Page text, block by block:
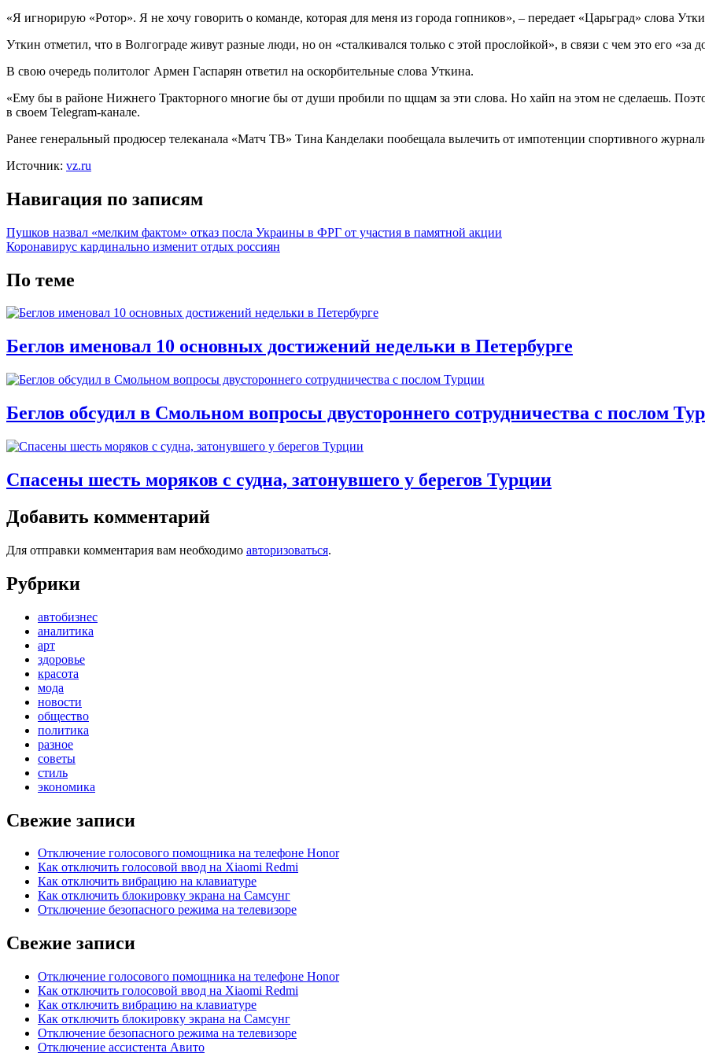
«Я игнорирую «Ротор». Я не хочу говорить о команде, которая для меня из города гопников», – передает «Царьград» слова
Уткин отметил, что в Волгограде живут разные люди, но он «сталкивался только с этой прослойкой», в связи с чем это его «за
В свою очередь политолог Армен Гаспарян ответил на оскорбительные слова Уткина.
«Ему бы в районе Нижнего Тракторного многие бы от души пробили по щщам за эти слова. Но хайп на этом не сделаешь.
в своем Telegram-канале.
Ранее генеральный продюсер телеканала «Матч ТВ» Тина Канделаки пообещала вылечить от импотенции спортивного
Источник: vz.ru
Навигация по записям
Пушков назвал «мелким фактом» отказ посла Украины в ФРГ от участия в памятной акции
Коронавирус кардинально изменит отдых россиян
По теме
Беглов именовал 10 основных достижений недельки в Петербурге
Беглов обсудил в Смольном вопросы двустороннего сотрудничества с послом
Спасены шесть моряков с судна, затонувшего у берегов Турции
Добавить комментарий
Для отправки комментария вам необходимо авторизоваться.
Рубрики
автобизнес
аналитика
арт
здоровье
красота
мода
новости
общество
политика
разное
советы
стиль
экономика
Свежие записи
Отключение голосового помощника на телефоне Honor
Как отключить голосовой ввод на Xiaomi Redmi
Как отключить вибрацию на клавиатуре
Как отключить блокировку экрана на Самсунг
Отключение безопасного режима на телевизоре
Свежие записи
Отключение голосового помощника на телефоне Honor
Как отключить голосовой ввод на Xiaomi Redmi
Как отключить вибрацию на клавиатуре
Как отключить блокировку экрана на Самсунг
Отключение безопасного режима на телевизоре
Отключение ассистента Авито